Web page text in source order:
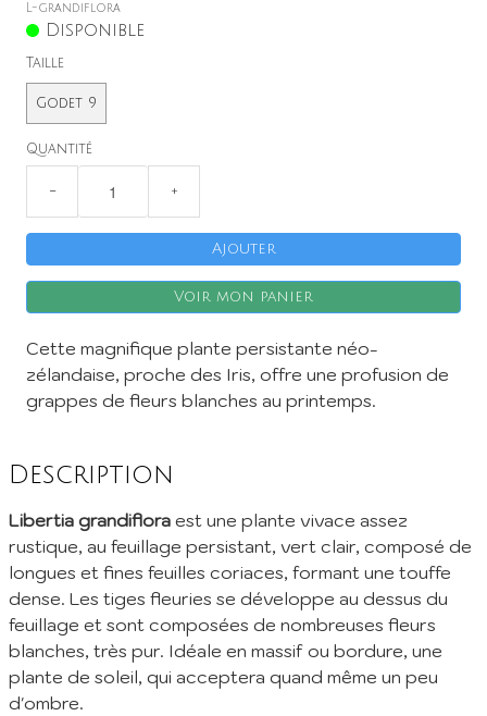
L-grandiflora
Disponible
Taille
Godet 9
Quantité
− +
Ajouter
Voir mon panier
Cette magnifique plante persistante néo-
zélandaise, proche des Iris, offre une profusion de
grappes de fleurs blanches au printemps.
Description
Libertia grandiflora est une plante vivace assez
rustique, au feuillage persistant, vert clair, composé de
longues et fines feuilles coriaces, formant une touffe
dense. Les tiges fleuries se développe au dessus du
feuillage et sont composées de nombreuses fleurs
blanches, très pur. Idéale en massif ou bordure, une
plante de soleil, qui acceptera quand même un peu
d'ombre.
Inscrivez vous à notre newsletter mensuelle pour recevoir les
catalogue, fêtes des plantes à venir, promos et réductions en
cours... (1 mail/ mois max)
EMail :
Je m'abonne
En envoyant mes informations, j'accepte votrePolitique de confidentialité